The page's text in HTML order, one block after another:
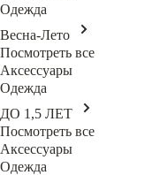
Одежда
Весна-Лето
Посмотреть все
Аксессуары
Одежда
ДО 1,5 ЛЕТ
Посмотреть все
Аксессуары
Одежда